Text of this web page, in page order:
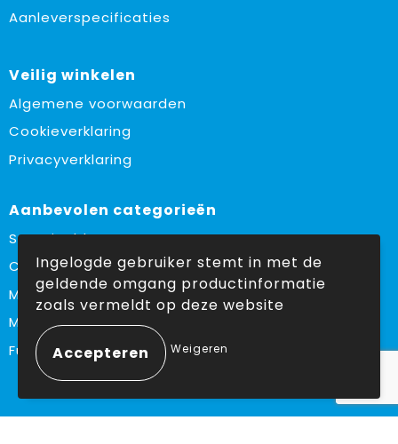
Aanleverspecificaties
Veilig winkelen
Algemene voorwaarden
Cookieverklaring
Privacyverklaring
Aanbevolen categorieën
Sustainable
Custom made
Made in Europe
Must haves
Fulfilment
Volg ons op:
Ingelogde gebruiker stemt in met de
geldende omgang productinformatie
zoals vermeldt op deze website
Weigeren